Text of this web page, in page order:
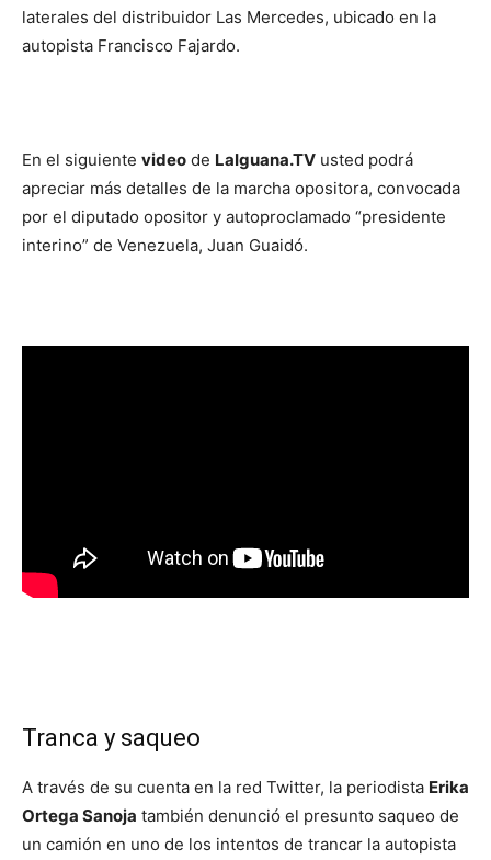
laterales del distribuidor Las Mercedes, ubicado en la
autopista Francisco Fajardo.
En el siguiente video de LaIguana.TV usted podrá
apreciar más detalles de la marcha opositora, convocada
por el diputado opositor y autoproclamado “presidente
interino” de Venezuela, Juan Guaidó.
Tranca y saqueo
A través de su cuenta en la red Twitter, la periodista Erika
Ortega Sanoja también denunció el presunto saqueo de
un camión en uno de los intentos de trancar la autopista